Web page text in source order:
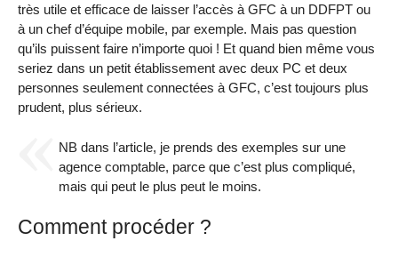
très utile et efficace de laisser l’accès à GFC à un DDFPT ou
à un chef d’équipe mobile, par exemple. Mais pas question
qu’ils puissent faire n’importe quoi ! Et quand bien même vous
seriez dans un petit établissement avec deux PC et deux
personnes seulement connectées à GFC, c’est toujours plus
prudent, plus sérieux.
NB dans l’article, je prends des exemples sur une
agence comptable, parce que c’est plus compliqué,
mais qui peut le plus peut le moins.
Comment procéder ?